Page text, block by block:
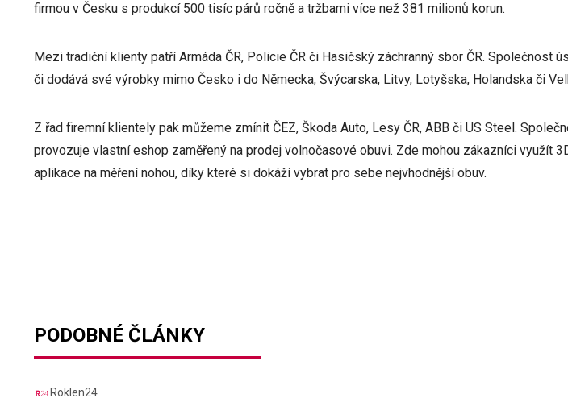
firmou v Česku s produkcí 500 tisíc párů ročně a tržbami více než 381 milionů korun.
Mezi tradiční klienty patří Armáda ČR, Policie ČR či Hasičský záchranný sbor ČR. Společnost
či dodává své výrobky mimo Česko i do Německa, Švýcarska, Litvy, Lotyšska, Holandska či
Z řad firemní klientely pak můžeme zmínit ČEZ, Škoda Auto, Lesy ČR, ABB či US Steel.
provozuje vlastní eshop zaměřený na prodej volnočasové obuvi. Zde mohou zákazníci využít
aplikace na měření nohou, díky které si dokáží vybrat pro sebe nejvhodnější obuv.
PODOBNÉ ČLÁNKY
Roklen24